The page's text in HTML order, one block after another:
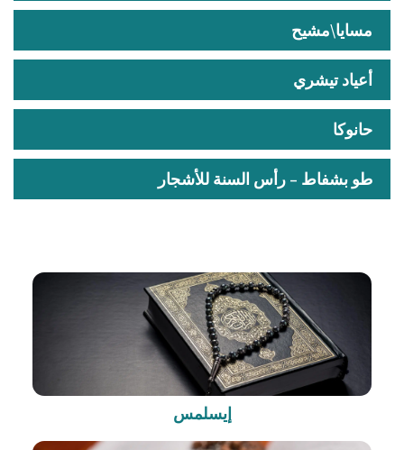
مسايا\مشيح
أعياد تيشري
حانوكا
طو بشفاط – رأس السنة للأشجار
إيسلمس